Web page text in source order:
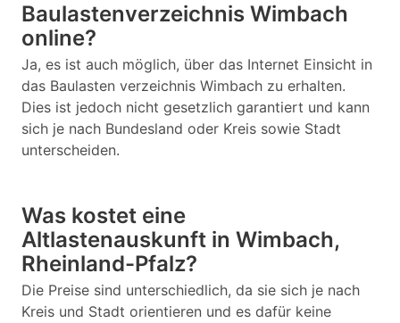
Baulastenverzeichnis Wimbach
online?
Ja, es ist auch möglich, über das Internet Einsicht in
das Baulasten verzeichnis Wimbach zu erhalten.
Dies ist jedoch nicht gesetzlich garantiert und kann
sich je nach Bundesland oder Kreis sowie Stadt
unterscheiden.
Was kostet eine
Altlastenauskunft in Wimbach,
Rheinland-Pfalz?
Die Preise sind unterschiedlich, da sie sich je nach
Kreis und Stadt orientieren und es dafür keine